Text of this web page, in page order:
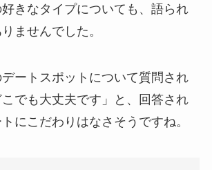
きなタイプについても、語られ
ませんでした。
ートスポットについて質問され
でも大丈夫です」と、回答され
にこだわりはなさそうですね。